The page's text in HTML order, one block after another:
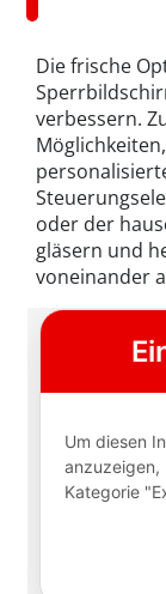
Die frische
verbessern.
oder der
gläsern und
voneinander